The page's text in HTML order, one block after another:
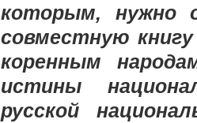
которым, нужно
совместную
коренным
истины
русской